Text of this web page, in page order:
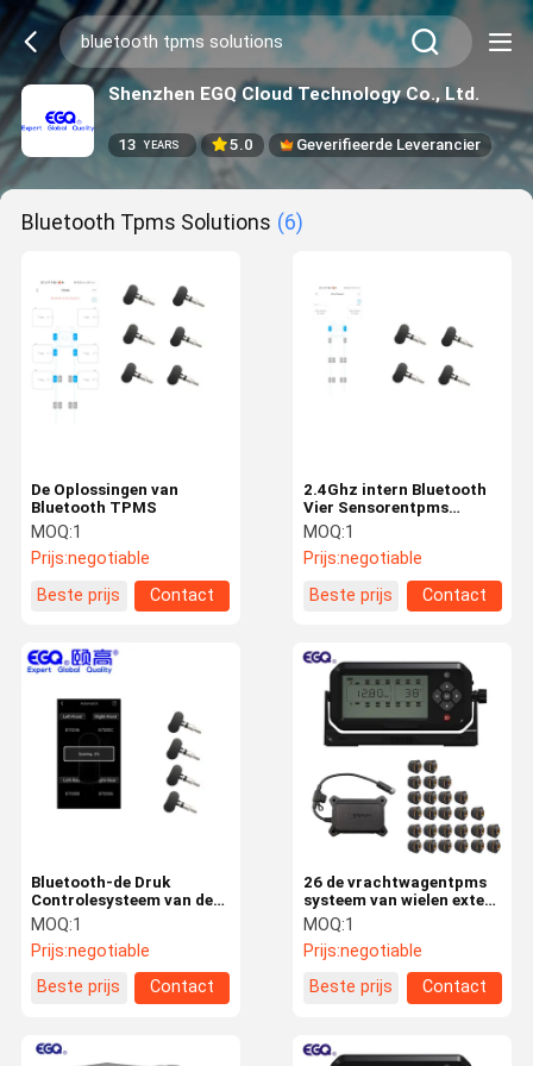
Shenzhen EGQ Cloud Technology Co., Ltd.
13 YEARS 5.0 Geverifieerde Leverancier
Bluetooth Tpms Solutions (6)
De Oplossingen van
Bluetooth TPMS
MOQ:1
Prijs:negotiable
Beste prijs
Contact
2.4Ghz intern Bluetooth
Vier Sensorentpms
Oplossingen
MOQ:1
Prijs:negotiable
Beste prijs
Contact
Bluetooth-de Druk
Controlesysteem van de
Autoband
MOQ:1
Prijs:negotiable
Beste prijs
Contact
26 de vrachtwagentpms
systeem van wielen extern
sensoren met repeater
MOQ:1
Prijs:negotiable
Beste prijs
Contact